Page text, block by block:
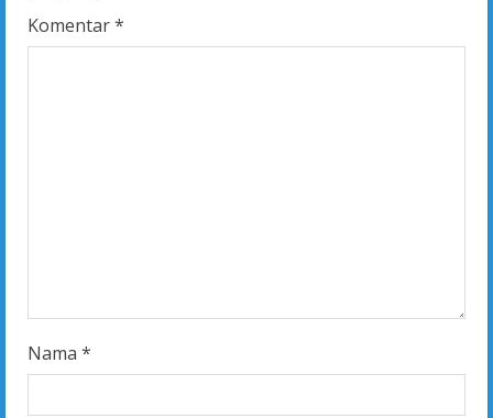
R
Komentar*
Nama *